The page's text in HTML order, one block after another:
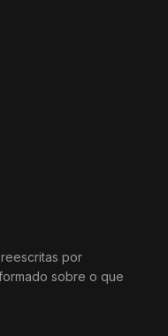
por
sobre o que